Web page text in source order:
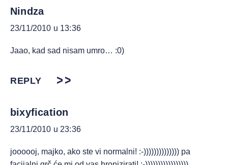
Nindza
23/11/2010 u 13:36
Jaao, kad sad nisam umro… :0)
REPLY
bixyfication
23/11/2010 u 23:36
joooooj, majko, ako ste vi normalni! :-)))))))))))))) pa